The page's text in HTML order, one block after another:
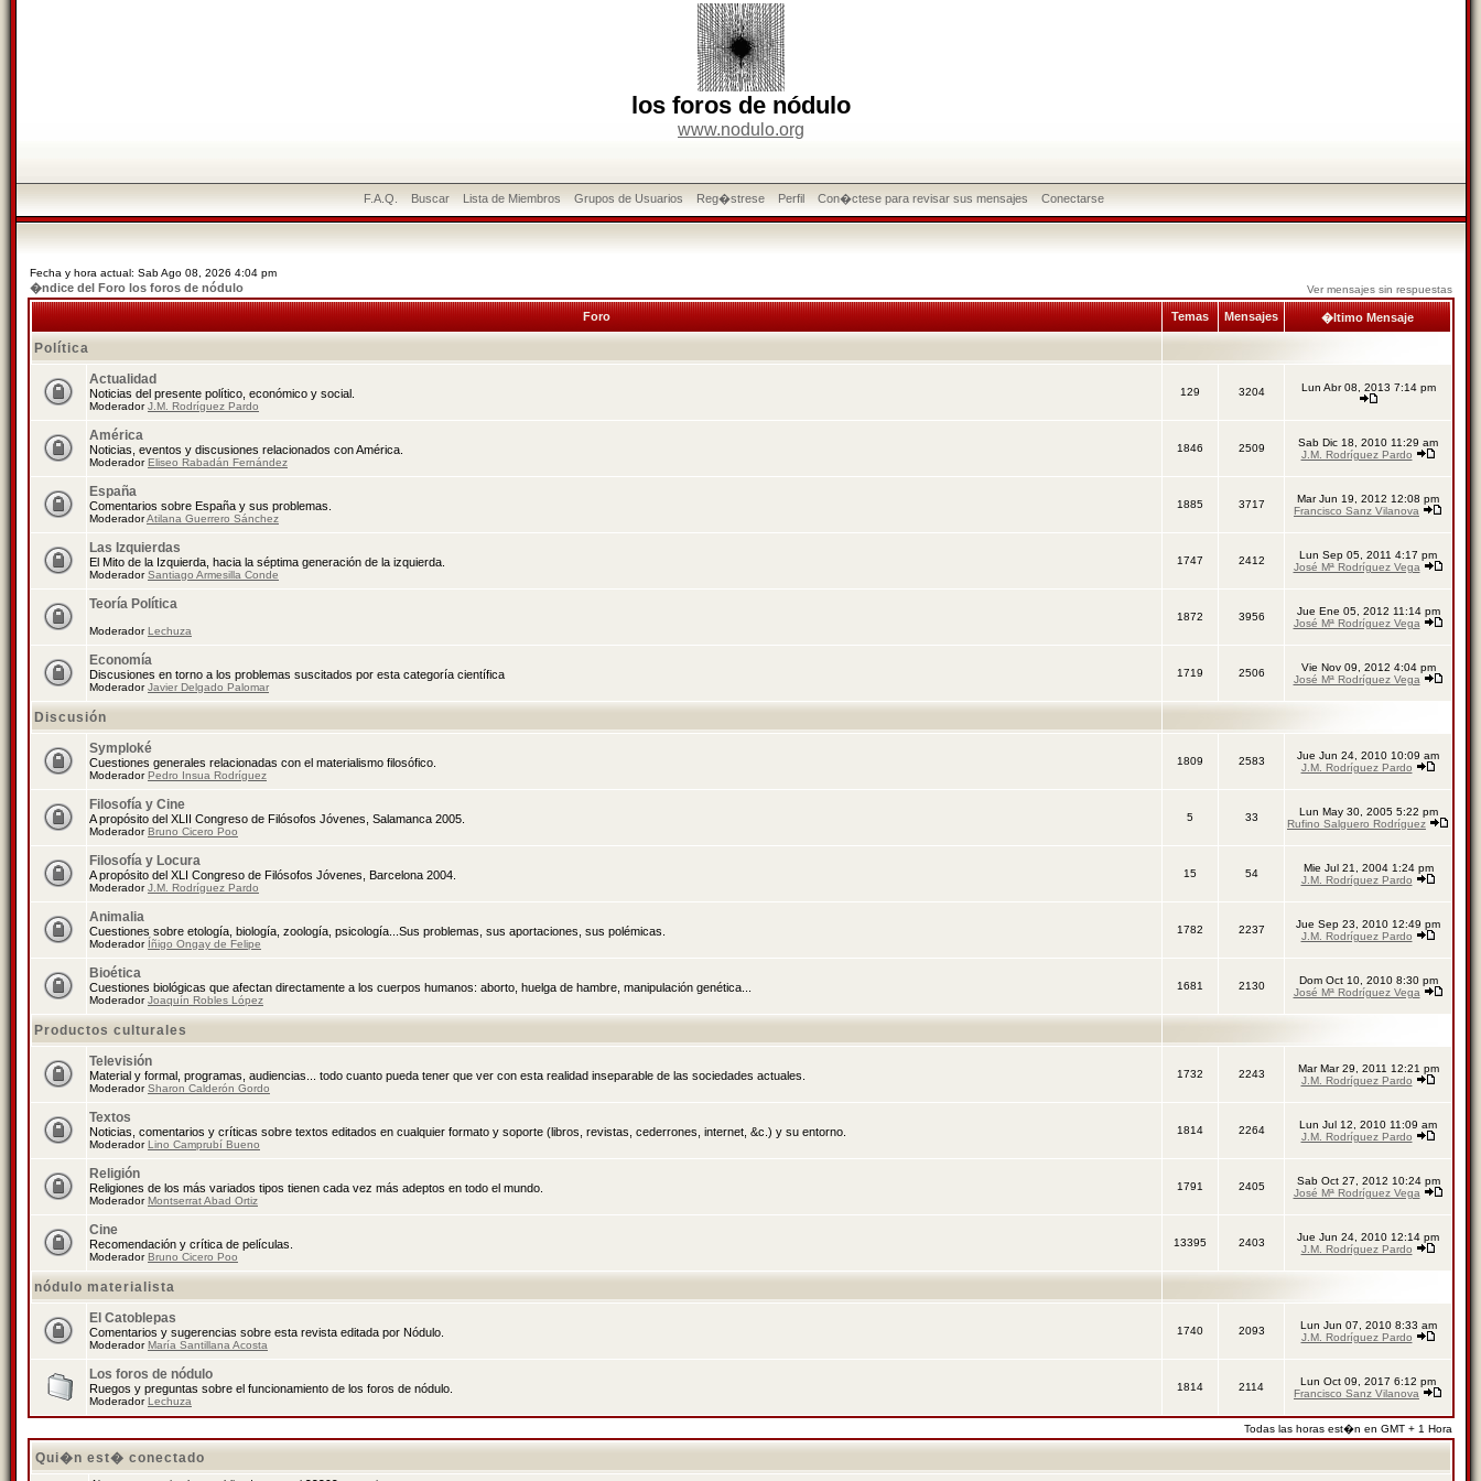
los foros de nódulo
www.nodulo.org
F.A.Q. Buscar Lista de Miembros Grupos de Usuarios Reg�strese Perfil Con�ctese para revisar sus mensajes Conectarse
Fecha y hora actual: Sab Ago 08, 2026 4:04 pm
�ndice del Foro los foros de nódulo Ver mensajes sin respuestas
Foro Temas Mensajes �ltimo Mensaje
Política
Actualidad
Noticias del presente político, económico y social.
ModeradorJ.M. Rodríguez Pardo
129 3204 Lun Abr 08, 2013 7:14 pm
América
Noticias, eventos y discusiones relacionados con América.
ModeradorEliseo Rabadán Fernández
1846 2509
Sab Dic 18, 2010 11:29 am
J.M. Rodríguez Pardo
España
Comentarios sobre España y sus problemas.
ModeradorAtilana Guerrero Sánchez
1885 3717
Mar Jun 19, 2012 12:08 pm
Francisco Sanz Vilanova
Las Izquierdas
El Mito de la Izquierda, hacia la séptima generación de la izquierda.
ModeradorSantiago Armesilla Conde
1747 2412
Lun Sep 05, 2011 4:17 pm
José Mª Rodríguez Vega
Teoría Política
ModeradorLechuza
1872 3956
Jue Ene 05, 2012 11:14 pm
José Mª Rodríguez Vega
Economía
Discusiones en torno a los problemas suscitados por esta categoría científica
ModeradorJavier Delgado Palomar
1719 2506
Vie Nov 09, 2012 4:04 pm
José Mª Rodríguez Vega
Discusión
Symploké
Cuestiones generales relacionadas con el materialismo filosófico.
ModeradorPedro Insua Rodríguez
1809 2583
Jue Jun 24, 2010 10:09 am
J.M. Rodríguez Pardo
Filosofía y Cine
A propósito del XLII Congreso de Filósofos Jóvenes, Salamanca 2005.
ModeradorBruno Cicero Poo
5 33
Lun May 30, 2005 5:22 pm
Rufino Salguero Rodríguez
Filosofía y Locura
A propósito del XLI Congreso de Filósofos Jóvenes, Barcelona 2004.
ModeradorJ.M. Rodríguez Pardo
15 54
Mie Jul 21, 2004 1:24 pm
J.M. Rodríguez Pardo
Animalia
Cuestiones sobre etología, biología, zoología, psicología...Sus problemas, sus aportaciones, sus polémicas.
Moderador Íñigo Ongay de Felipe
1782 2237
Jue Sep 23, 2010 12:49 pm
J.M. Rodríguez Pardo
Bioética
Cuestiones biológicas que afectan directamente a los cuerpos humanos: aborto, huelga de hambre, manipulación genética...
ModeradorJoaquín Robles López
1681 2130
Dom Oct 10, 2010 8:30 pm
José Mª Rodríguez Vega
Productos culturales
Televisión
Material y formal, programas, audiencias... todo cuanto pueda tener que ver con esta realidad inseparable de las sociedades actuales.
ModeradorSharon Calderón Gordo
1732 2243
Mar Mar 29, 2011 12:21 pm
J.M. Rodríguez Pardo
Textos
Noticias, comentarios y críticas sobre textos editados en cualquier formato y soporte (libros, revistas, cederrones, internet, &c.) y su entorno.
ModeradorLino Camprubí Bueno
1814 2264
Lun Jul 12, 2010 11:09 am
J.M. Rodríguez Pardo
Religión
Religiones de los más variados tipos tienen cada vez más adeptos en todo el mundo.
ModeradorMontserrat Abad Ortiz
1791 2405
Sab Oct 27, 2012 10:24 pm
José Mª Rodríguez Vega
Cine
Recomendación y crítica de películas.
ModeradorBruno Cicero Poo
13395 2403
Jue Jun 24, 2010 12:14 pm
J.M. Rodríguez Pardo
nódulo materialista
El Catoblepas
Comentarios y sugerencias sobre esta revista editada por Nódulo.
ModeradorMaría Santillana Acosta
1740 2093
Lun Jun 07, 2010 8:33 am
J.M. Rodríguez Pardo
Los foros de nódulo
Ruegos y preguntas sobre el funcionamiento de los foros de nódulo.
ModeradorLechuza
1814 2114
Lun Oct 09, 2017 6:12 pm
Francisco Sanz Vilanova
Todas las horas est�n en GMT + 1 Hora
Qui�n est� conectado